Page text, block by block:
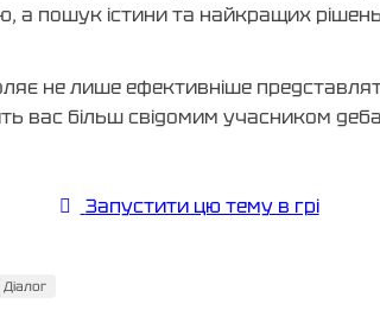
а пошук істини та найкращих
не лише ефективніше
вас більш свідомим учасником
Запустити цю тему в грі
Діалог